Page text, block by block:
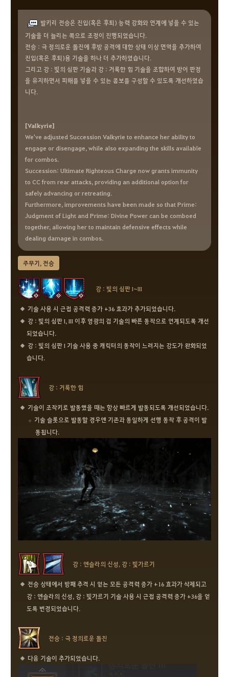
발키리 전승은 진입(혹은 후퇴) 능력 강화와 연계에 넣을 수 있는
기술을 더 늘리는 쪽으로 조정이 진행되었습니다.
전승 : 극 정의로운 돌진에 후방 공격에 대한 상태 이상 면역을 추가하여
진입(혹은 후퇴)용 기술을 하나 더 추가하였습니다.
그리고 강 : 빛의 심판 기술과 강 : 거룩한 힘 기술을 조합하여 방어 판정
을 유지하면서 피해를 넣을 수 있는 콤보를 구성할 수 있도록 개선하였습
니다.
[Valkyrie]
We've adjusted Succession Valkyrie to enhance her ability to
engage or disengage, while also expanding the skills available
for combos.
Succession: Ultimate Righteous Charge now grants immunity
to CC from rear attacks, providing an additional option for
safely advancing or retreating.
Furthermore, improvements have been made so that Prime:
Judgment of Light and Prime: Divine Power can be comboed
together, allowing her to maintain defensive effects while
dealing damage in combos.
주무기, 전승
강 : 빛의 심판 I~III
기술 사용 시 근접 공격력 증가 +36 효과가 추가되었습니다.
강 : 빛의 심판 I, III 이후 영광의 검 기술의 빠른 동작으로 연계되도록 개선
되었습니다.
강 : 빛의 심판 I 기술 사용 중 캐릭터의 동작이 느려지는 강도가 완화되었
습니다.
강 : 거룩한 힘
기술이 조작키로 발동했을 때는 항상 빠르게 발동되도록 개선되었습니다.
기술 슬롯으로 발동할 경우엔 기존과 동일하게 선행 동작 후 공격이 발
동됩니다.
강 : 엔슬라의 신성, 강 : 빛가르기
전승 상태에서 방패 추격 시 얻는 모든 공격력 증가 +16 효과가 삭제되고
강 : 엔슬라의 신성, 강 : 빛가르기 기술 사용 시 근접 공격력 증가 +36을 얻
도록 변경되었습니다.
전승 : 극 정의로운 돌진
다음 기술이 추가되었습니다.